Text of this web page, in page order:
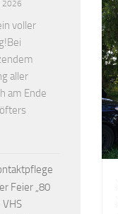
2026
voller
aller
am Ende
Feier „80
VHS